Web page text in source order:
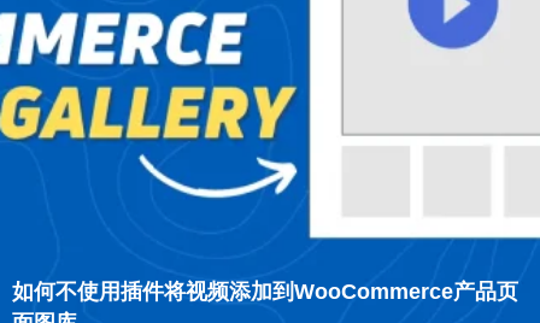
如何不使用插件将视频添加到WooCommerce产品页